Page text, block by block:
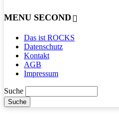
MENU SECOND
Das ist ROCKS
Datenschutz
Kontakt
AGB
Impressum
Suche